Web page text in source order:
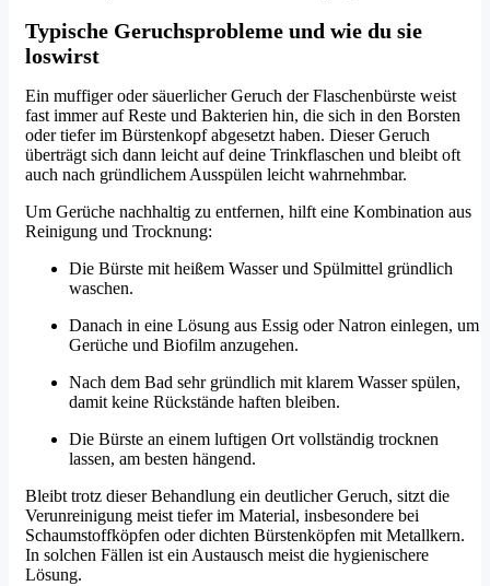
Typische Geruchsprobleme und wie du sie
loswirst
Ein muffiger oder säuerlicher Geruch der Flaschenbürste weist
fast immer auf Reste und Bakterien hin, die sich in den Borsten
oder tiefer im Bürstenkopf abgesetzt haben. Dieser Geruch
überträgt sich dann leicht auf deine Trinkflaschen und bleibt oft
auch nach gründlichem Ausspülen leicht wahrnehmbar.
Um Gerüche nachhaltig zu entfernen, hilft eine Kombination aus
Reinigung und Trocknung:
Die Bürste mit heißem Wasser und Spülmittel gründlich
waschen.
Danach in eine Lösung aus Essig oder Natron einlegen, um
Gerüche und Biofilm anzugehen.
Nach dem Bad sehr gründlich mit klarem Wasser spülen,
damit keine Rückstände haften bleiben.
Die Bürste an einem luftigen Ort vollständig trocknen
lassen, am besten hängend.
Bleibt trotz dieser Behandlung ein deutlicher Geruch, sitzt die
Verunreinigung meist tiefer im Material, insbesondere bei
Schaumstoffköpfen oder dichten Bürstenköpfen mit Metallkern.
In solchen Fällen ist ein Austausch meist die hygienischere
Lösung.